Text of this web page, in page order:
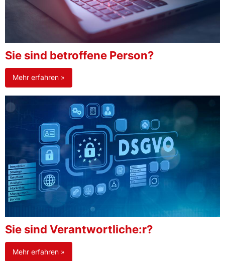
Sie sind betroffene Person?
Mehr erfahren »
Sie sind Verantwortliche:r?
Mehr erfahren »